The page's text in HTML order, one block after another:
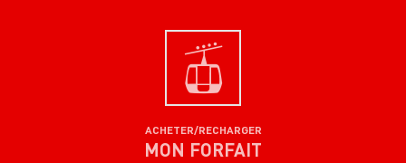
ACHETER/RECHARGER
MON FORFAIT